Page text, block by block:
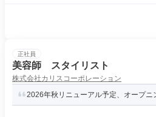
正社員
美容師 スタイリスト
株式会社カリスコーポレーション
2026年秋リニューアル予定、オープニ